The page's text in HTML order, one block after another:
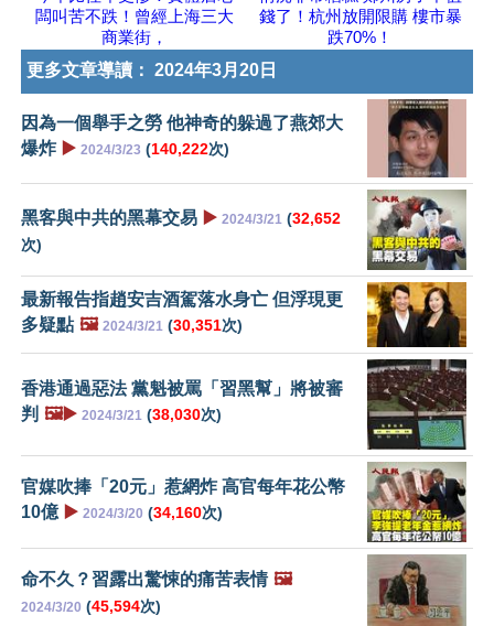
闆叫苦不跌！曾經上海三大
商業街，
錢了！杭州放開限購 樓市暴
跌70%！
更多文章導讀： 2024年3月20日
因為一個舉手之勞 他神奇的躲過了燕郊大
爆炸 ▶️ 2024/3/23 (140,222次)
黑客與中共的黑幕交易 ▶️ 2024/3/21 (32,652
次)
最新報告指趙安吉酒駕落水身亡 但浮現更
多疑點 🖼️ 2024/3/21 (30,351次)
香港通過惡法 黨魁被罵「習黑幫」將被審
判 🖼️▶️ 2024/3/21 (38,030次)
官媒吹捧「20元」惹網炸 高官每年花公幣
10億 ▶️ 2024/3/20 (34,160次)
命不久？習露出驚悚的痛苦表情 🖼️
2024/3/20 (45,594次)